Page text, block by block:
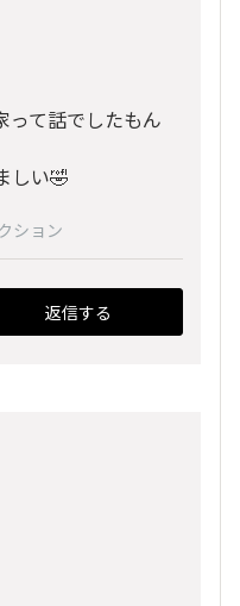
って話でしたもん
しい🤣
ション
返信する